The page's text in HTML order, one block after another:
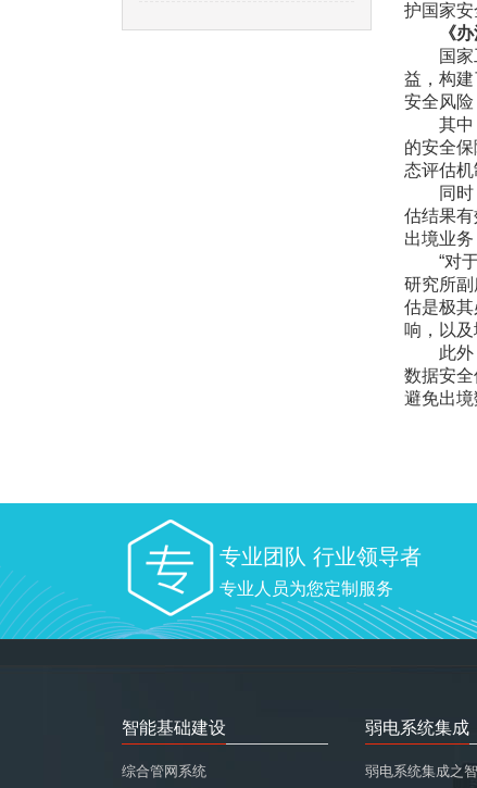
护国家安
《
国家工
益，构
安全风
其中，
的安全
态评估机
同时，
估结果
出境业
“对于
研究所
估是极
响，以
此外，
数据安
避免出境
专业团队 行业领导者
专业人员为您定制服务
智能基础建设
综合管网系统
弱电系统集成
弱电系统集成之